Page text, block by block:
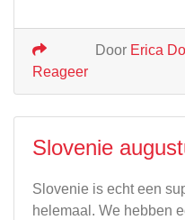
Door Erica
Reageer
Slovenie
Slovenie is echt een
helemaal. We hebben